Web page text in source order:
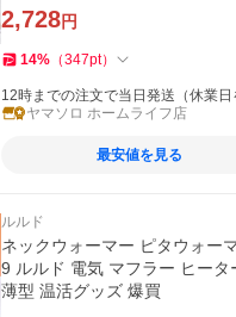
2,728円
14% （347pt）
12時までの注文で当日発送（休業日
ヤマソロ ホームライフ店
最安値を見る
ルルド
ネックウォーマー ピタウォー
9 ルルド 電気 マフラー ヒータ
薄型 温活グッズ 爆買